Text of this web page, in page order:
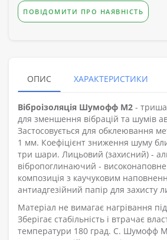
ПОВІДОМИТИ ПРО НАЯВНІСТЬ
ОПИС ХАРАКТЕРИСТИКИ
Віброізоляція Шумофф М2 -
для зменшення вібрацій та шумів
Застосовується для обклеювання
1 мм. Коефіцієнт зниження шуму
три шари. Лицьовий (захисний) -
вібропоглинаючий -
композиція з каучуковим
антиадгезійний папір для захисту
Матеріал не вимагає нагрівання
Зберігає стабільність і втрачає
температури 180 град. С. Шумофф